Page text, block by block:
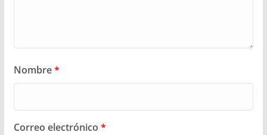
Nombre*
Correo electrónico *